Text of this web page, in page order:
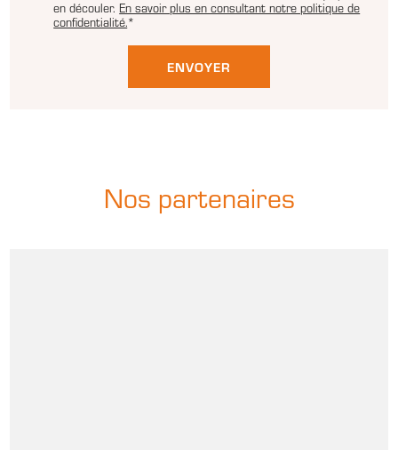
en découler.En savoir plus en consultant notre politique de
confidentialité.*
Nos partenaires